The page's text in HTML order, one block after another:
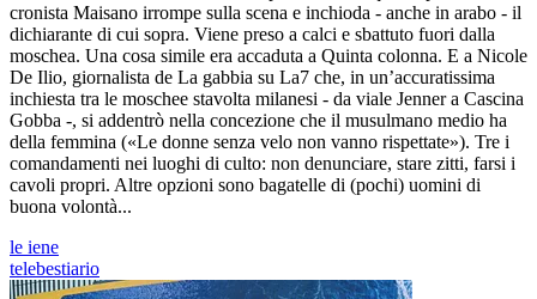
cronista Maisano irrompe sulla scena e inchioda - anche in arabo - il
dichiarante di cui sopra. Viene preso a calci e sbattuto fuori dalla
moschea. Una cosa simile era accaduta a Quinta colonna. E a Nicole
De Ilio, giornalista de La gabbia su La7 che, in un’accuratissima
inchiesta tra le moschee stavolta milanesi - da viale Jenner a Cascina
Gobba -, si addentrò nella concezione che il musulmano medio ha
della femmina («Le donne senza velo non vanno rispettate»). Tre i
comandamenti nei luoghi di culto: non denunciare, stare zitti, farsi i
cavoli propri. Altre opzioni sono bagatelle di (pochi) uomini di
buona volontà...
le iene
telebestiario